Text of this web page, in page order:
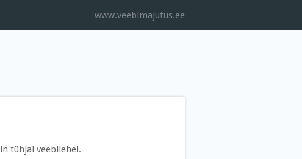
www.veebimajutus.ee
tühjal veebilehel.